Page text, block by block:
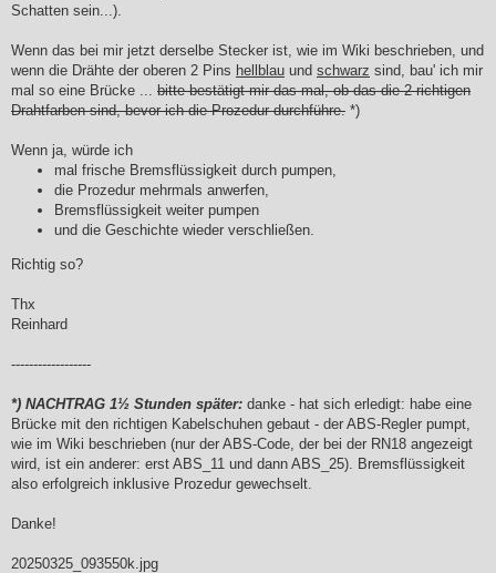
Schatten sein...).
Wenn das bei mir jetzt derselbe Stecker ist, wie im Wiki beschrieben, und
wenn die Drähte der oberen 2 Pins hellblau und schwarz sind, bau' ich mir
mal so eine Brücke ... bitte bestätigt mir das mal, ob das die 2 richtigen
Drahtfarben sind, bevor ich die Prozedur durchführe. *)
Wenn ja, würde ich
mal frische Bremsflüssigkeit durch pumpen,
die Prozedur mehrmals anwerfen,
Bremsflüssigkeit weiter pumpen
und die Geschichte wieder verschließen.
Richtig so?
Thx
Reinhard
------------------
*) NACHTRAG 1½ Stunden später: danke - hat sich erledigt: habe eine
Brücke mit den richtigen Kabelschuhen gebaut - der ABS-Regler pumpt,
wie im Wiki beschrieben (nur der ABS-Code, der bei der RN18 angezeigt
wird, ist ein anderer: erst ABS_11 und dann ABS_25). Bremsflüssigkeit
also erfolgreich inklusive Prozedur gewechselt.
Danke!
20250325_093550k.jpg